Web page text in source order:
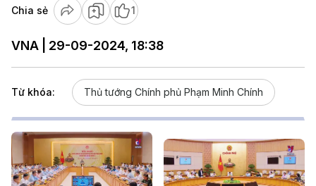
Chia sẻ 1
VNA | 29-09-2024, 18:38
Từ khóa: Thủ tướng Chính phủ Phạm Minh Chính